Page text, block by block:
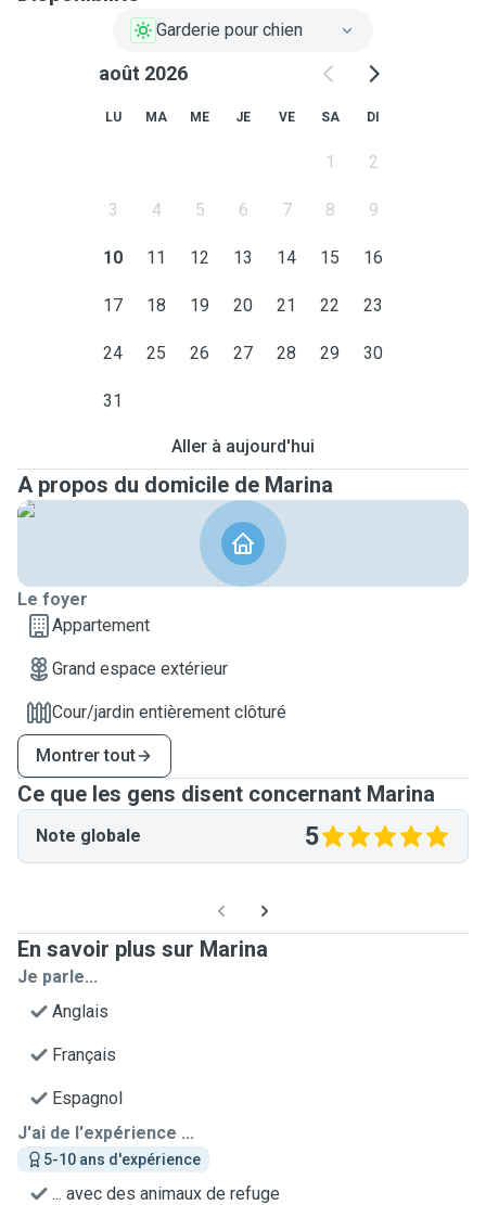
Garderie pour chien
août 2026
LU MA ME JE VE SA DI
1 2
3 4 5 6 7 8 9
10 11 12 13 14 15 16
17 18 19 20 21 22 23
24 25 26 27 28 29 30
31
Aller à aujourd'hui
A propos du domicile de Marina
Le foyer
Appartement
Grand espace extérieur
Cour/jardin entièrement clôturé
Montrer tout
Ce que les gens disent concernant Marina
Note globale 5
En savoir plus sur Marina
Je parle...
Anglais
Français
Espagnol
J'ai de l'expérience ...
5-10 ans d'expérience
... avec des animaux de refuge